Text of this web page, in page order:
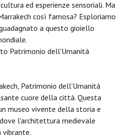
ed esperienze sensoriali. Ma
così famosa? Esploriamo
a questo gioiello
Patrimonio dell'Umanità
Patrimonio dell'Umanità
cuore della città. Questa
museo vivente della storia e
l'architettura medievale